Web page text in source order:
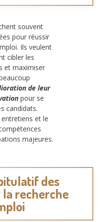
souvent
pour réussir
Ils veulent
cibler les
et maximiser
de leur
pour se
candidats.
et le
majeures.
des
recherche